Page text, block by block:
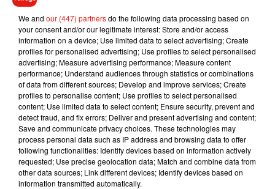
We and our (447) partnersdo the following data processing based on
your consent and/or our legitimate interest: Store and/or access
information on a device; Use limited data to select advertising; Create
profiles for personalised advertising; Use profiles to select personalised
advertising; Measure advertising performance; Measure content
performance; Understand audiences through statistics or combinations
of data from different sources; Develop and improve services; Create
profiles to personalise content; Use profiles to select personalised
content; Use limited data to select content; Ensure security, prevent and
detect fraud, and fix errors; Deliver and present advertising and content;
Save and communicate privacy choices. These technologies may
process personal data such as IP address and browsing data to offer
following functionalities: Identify devices based on information actively
requested; Use precise geolocation data; Match and combine data from
other data sources; Link different devices; Identify devices based on
information transmitted automatically.